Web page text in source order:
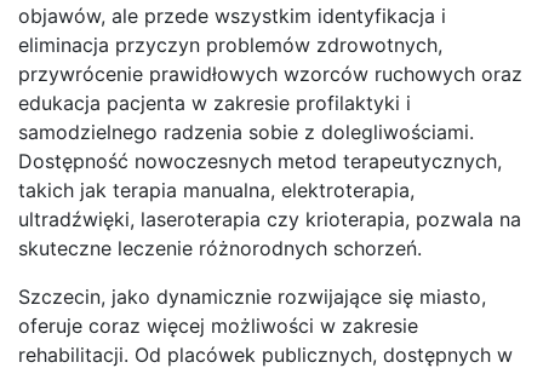
objawów, ale przede wszystkim identyfikacja i
eliminacja przyczyn problemów zdrowotnych,
przywrócenie prawidłowych wzorców ruchowych oraz
edukacja pacjenta w zakresie profilaktyki i
samodzielnego radzenia sobie z dolegliwościami.
Dostępność nowoczesnych metod terapeutycznych,
takich jak terapia manualna, elektroterapia,
ultradźwięki, laseroterapia czy krioterapia, pozwala na
skuteczne leczenie różnorodnych schorzeń.
Szczecin, jako dynamicznie rozwijające się miasto,
oferuje coraz więcej możliwości w zakresie
rehabilitacji. Od placówek publicznych, dostępnych w